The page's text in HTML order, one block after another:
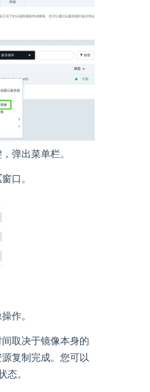
弹出菜单栏。
窗口。
作。
取决于镜像本身的
复制完成。您可以
态。